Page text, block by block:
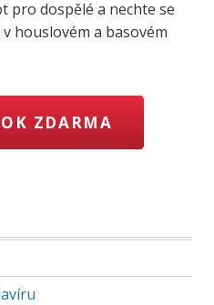
pro dospělé a nechte se
houslovém a basovém
ZDARMA